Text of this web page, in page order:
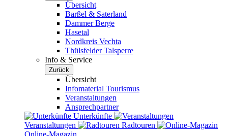
Übersicht
Barßel & Saterland
Dammer Berge
Hasetal
Nordkreis Vechta
Thülsfelder Talsperre
Info & Service
Zurück
Übersicht
Infomaterial Tourismus
Veranstaltungen
Ansprechpartner
Unterkünfte
Veranstaltungen
Radtouren
Online-Magazin